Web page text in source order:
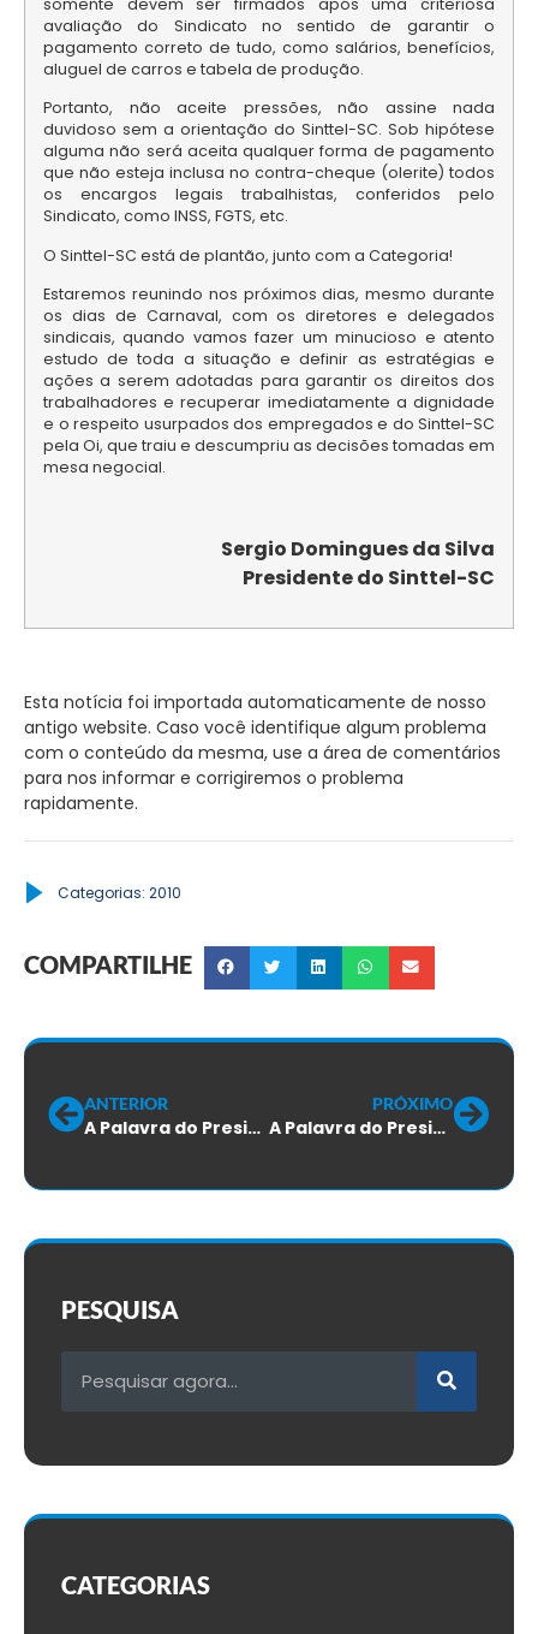
avaliação do Sindicato no sentido de garantir o
pagamento correto de tudo, como salários, benefícios,
aluguel de carros e tabela de produção.
Portanto, não aceite pressões, não assine nada
duvidoso sem a orientação do Sinttel-SC. Sob hipótese
alguma não será aceita qualquer forma de pagamento
que não esteja inclusa no contra-cheque (olerite) todos
os encargos legais trabalhistas, conferidos pelo
Sindicato, como INSS, FGTS, etc.
O Sinttel-SC está de plantão, junto com a Categoria!
Estaremos reunindo nos próximos dias, mesmo durante
os dias de Carnaval, com os diretores e delegados
sindicais, quando vamos fazer um minucioso e atento
estudo de toda a situação e definir as estratégias e
ações a serem adotadas para garantir os direitos dos
trabalhadores e recuperar imediatamente a dignidade
e o respeito usurpados dos empregados e do Sinttel-SC
pela Oi, que traiu e descumpriu as decisões tomadas em
mesa negocial.
Sergio Domingues da Silva
Presidente do Sinttel-SC
Esta notícia foi importada automaticamente de nosso
antigo website. Caso você identifique algum problema
com o conteúdo da mesma, use a área de comentários
para nos informar e corrigiremos o problema
rapidamente.
Categorias: 2010
COMPARTILHE
ANTERIOR
A Palavra do Presidente – Janeiro de 2010
PRÓXIMO
A Palavra do Presidente – Março de 2010
PESQUISA
CATEGORIAS